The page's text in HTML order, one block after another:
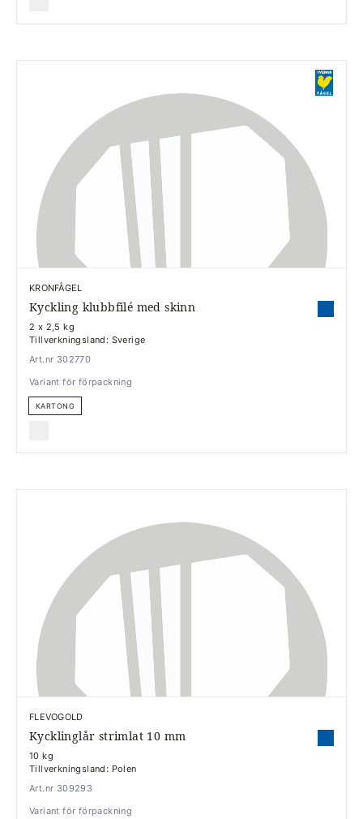
KRONFÅGEL
Kyckling klubbfilé med skinn
2 x 2,5 kg
Tillverkningsland: Sverige
Art.nr 302770
Variant för förpackning
KARTONG
FLEVOGOLD
Kycklinglår strimlat 10 mm
10 kg
Tillverkningsland: Polen
Art.nr 309293
Variant för förpackning